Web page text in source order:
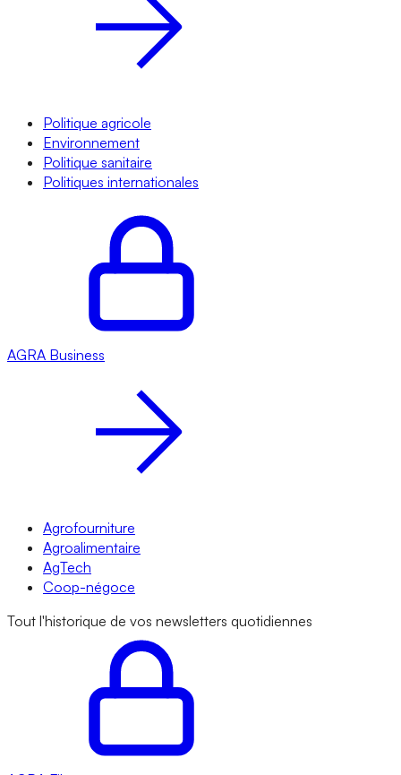
Politique agricole
Environnement
Politique sanitaire
Politiques internationales
AGRA Business
Agrofourniture
Agroalimentaire
AgTech
Coop-négoce
Tout l'historique de vos newsletters quotidiennes